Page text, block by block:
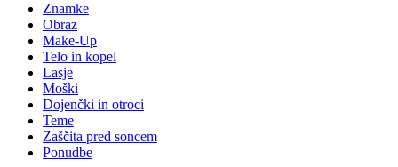
Znamke
Obraz
Make-Up
Telo in kopel
Lasje
Moški
Dojenčki in otroci
Teme
Zaščita pred soncem
Ponudbe